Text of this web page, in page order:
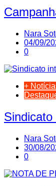
Nara
04/09/
0
+
Nara
30/08/
0